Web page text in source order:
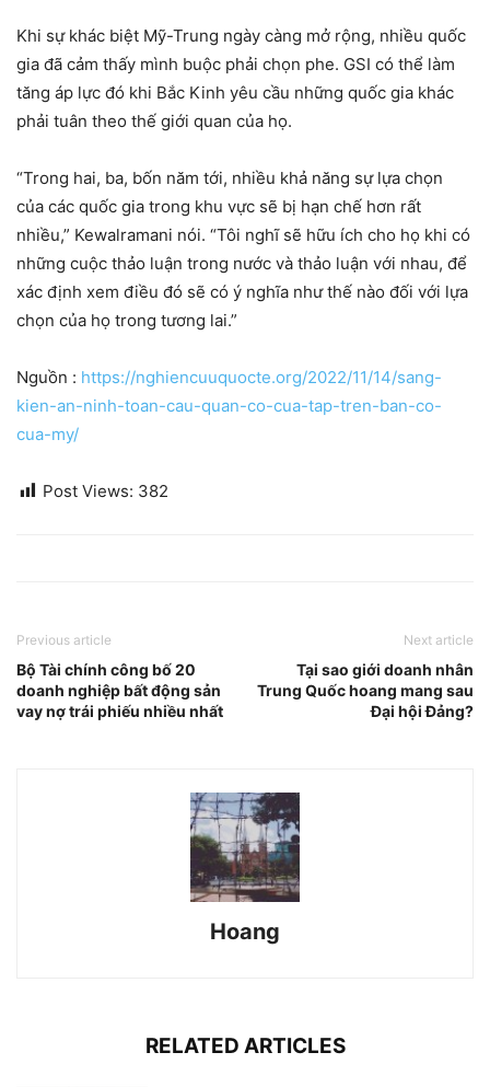
Khi sự khác biệt Mỹ-Trung ngày càng mở rộng, nhiều quốc
gia đã cảm thấy mình buộc phải chọn phe. GSI có thể làm
tăng áp lực đó khi Bắc Kinh yêu cầu những quốc gia khác
phải tuân theo thế giới quan của họ.
“Trong hai, ba, bốn năm tới, nhiều khả năng sự lựa chọn
của các quốc gia trong khu vực sẽ bị hạn chế hơn rất
nhiều,” Kewalramani nói. “Tôi nghĩ sẽ hữu ích cho họ khi có
những cuộc thảo luận trong nước và thảo luận với nhau, để
xác định xem điều đó sẽ có ý nghĩa như thế nào đối với lựa
chọn của họ trong tương lai.”
Nguồn : https://nghiencuuquocte.org/2022/11/14/sang-
kien-an-ninh-toan-cau-quan-co-cua-tap-tren-ban-co-
cua-my/
Post Views: 382
Previous article
Bộ Tài chính công bố 20
doanh nghiệp bất động sản
vay nợ trái phiếu nhiều nhất
Next article
Tại sao giới doanh nhân
Trung Quốc hoang mang sau
Đại hội Đảng?
Hoang
RELATED ARTICLES